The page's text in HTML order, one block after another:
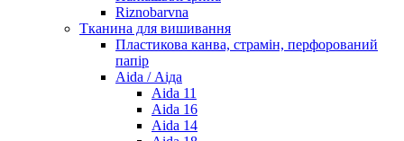
Riznobarvna
Тканина для вишивання
Пластикова канва, страмін, перфорований
папір
Aida / Аіда
Aida 11
Aida 16
Aida 14